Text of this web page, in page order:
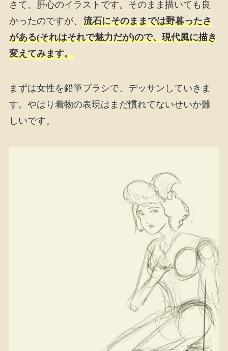
さて、肝心のイラストです。そのまま描いても良
かったのですが、 流石にそのままでは野暮ったさ
がある(それはそれで魅力だが)ので、現代風に描き
変えてみます。
まずは女性を鉛筆ブラシで、デッサンしていきま
す。やはり着物の表現はまだ慣れてないせいか難
しいです。